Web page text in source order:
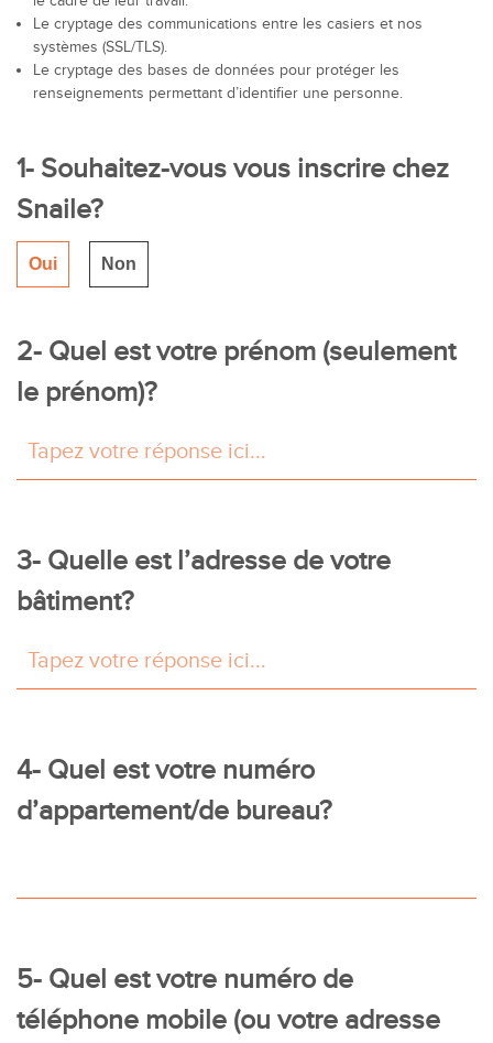
Le cryptage des communications entre les casiers et nos
systèmes (SSL/TLS).
Le cryptage des bases de données pour protéger les
renseignements permettant d’identifier une personne.
1- Souhaitez-vous vous inscrire chez
Snaile?
Oui Non
2- Quel est votre prénom (seulement
le prénom)?
3- Quelle est l’adresse de votre
bâtiment?
4- Quel est votre numéro
d’appartement/de bureau?
5- Quel est votre numéro de
téléphone mobile (ou votre adresse